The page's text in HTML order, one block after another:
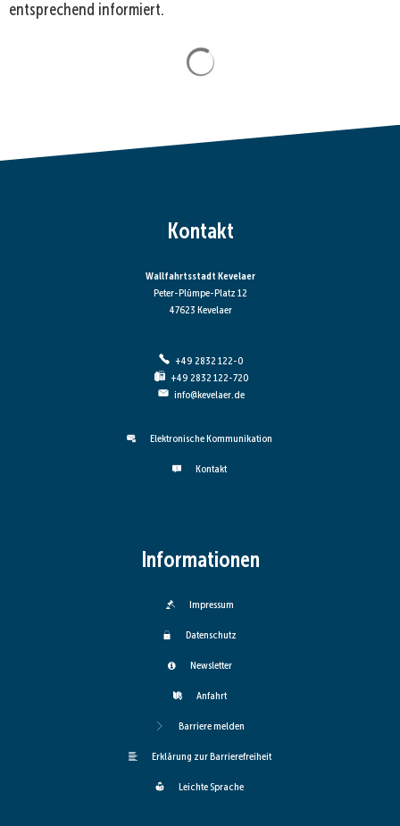
entsprechend informiert.
Kontakt
Wallfahrtsstadt Kevelaer
Peter-Plümpe-Platz 12
47623 Kevelaer
+49 2832 122-0
+49 2832 122-720
info@kevelaer.de
Elektronische Kommunikation
Kontakt
Informationen
Impressum
Datenschutz
Newsletter
Anfahrt
Barriere melden
Erklärung zur Barrierefreiheit
Leichte Sprache